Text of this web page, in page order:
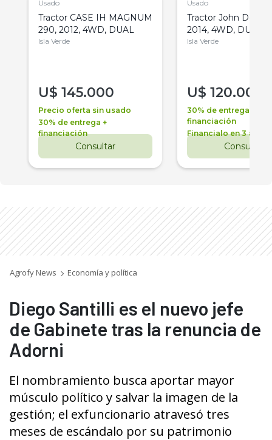
Usado
Tractor CASE IH MAGNUM
290, 2012, 4WD, DUAL
Isla Verde
U$ 145.000
Precio oferta sin usado
30% de entrega +
financiación
Consultar
Usado
Tractor John Deere
2014, 4WD, DUAL
Isla Verde
U$ 120.000
30% de entrega +
financiación
Financialo en 3 años
Consultar
Agrofy News Economía y política
Diego Santilli es el nuevo jefe
de Gabinete tras la renuncia de
Adorni
El nombramiento busca aportar mayor
músculo político y salvar la imagen de la
gestión; el exfuncionario atravesó tres
meses de escándalo por su patrimonio